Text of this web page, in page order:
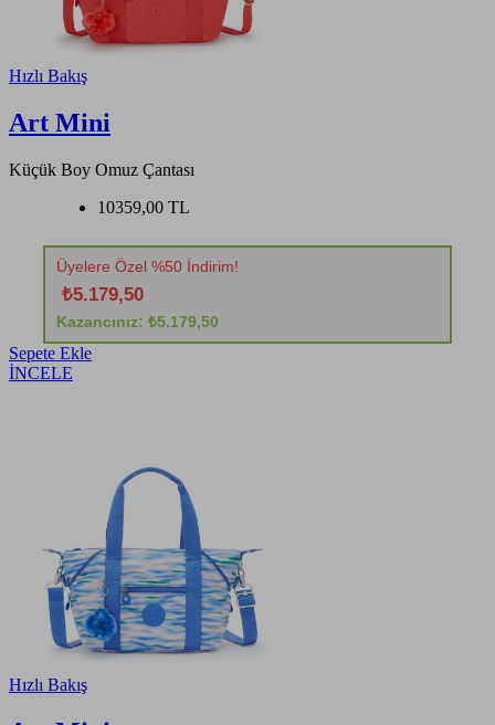
Hızlı Bakış
Art Mini
Küçük Boy Omuz Çantası
10359,00 TL
Üyelere Özel %50 İndirim!
₺5.179,50
Kazancınız: ₺5.179,50
Sepete Ekle
İNCELE
Hızlı Bakış